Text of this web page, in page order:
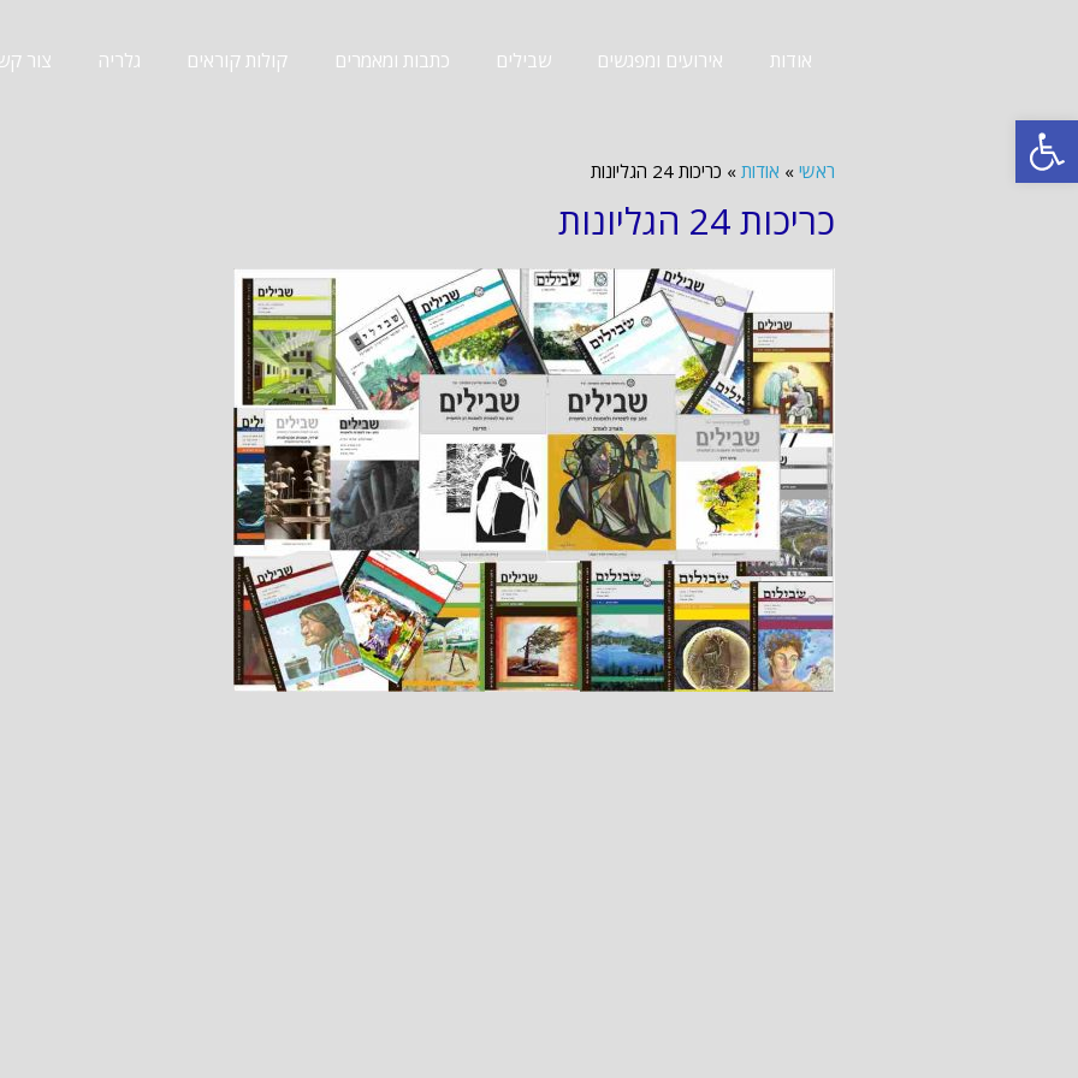
פתח סרגל נגישות
אודות אירועים ומפגשים שבילים כתבות ומאמרים קולות קוראים גלריה צור
ראשי » אודות » כריכות 24 הגליונות
כריכות 24 הגליונות